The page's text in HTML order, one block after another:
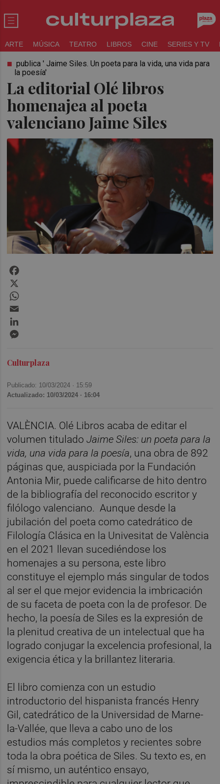
ARTE MÚSICA TEATRO LIBROS CINE SERIES Y TV
La editorial Olé libros
homenajea al poeta
valenciano Jaime Siles
publica ' Jaime Siles. Un poeta para la vida, una vida para
la poesía'
Culturplaza
Publicado: 10/03/2024 · 15:59
Actualizado: 10/03/2024 · 16:04
VALÈNCIA. Olé Libros acaba de editar el
volumen tituladoJaime Siles: un poeta para la
vida, una vida para la poesía, una obra de 892
páginas que, auspiciada por la Fundación
Antonia Mir, puede calificarse de hito dentro
de la bibliografía del reconocido escritor y
filólogo valenciano. Aunque desde la
jubilación del poeta como catedrático de
Filología Clásica en la Univesitat de València
en el 2021 llevan sucediéndose los
homenajes a su persona, este libro
constituye el ejemplo más singular de todos
al ser el que mejor evidencia la imbricación
de su faceta de poeta con la de profesor. De
hecho, la poesía de Siles es la expresión de
la plenitud creativa de un intelectual que ha
logrado conjugar la excelencia profesional, la
exigencia ética y la brillantez literaria.
El libro comienza con un estudio
introductorio del hispanista francés Henry
Gil, catedrático de la Universidad de Marne-
la-Vallée, que lleva a cabo uno de los
estudios más completos y recientes sobre
toda la obra poética de Siles. Su texto es, en
sí mismo, un auténtico ensayo,